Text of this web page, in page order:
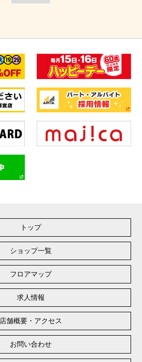
トップ
ショップ一覧
フロアマップ
求人情報
店舗概要・アクセス
お問い合わせ